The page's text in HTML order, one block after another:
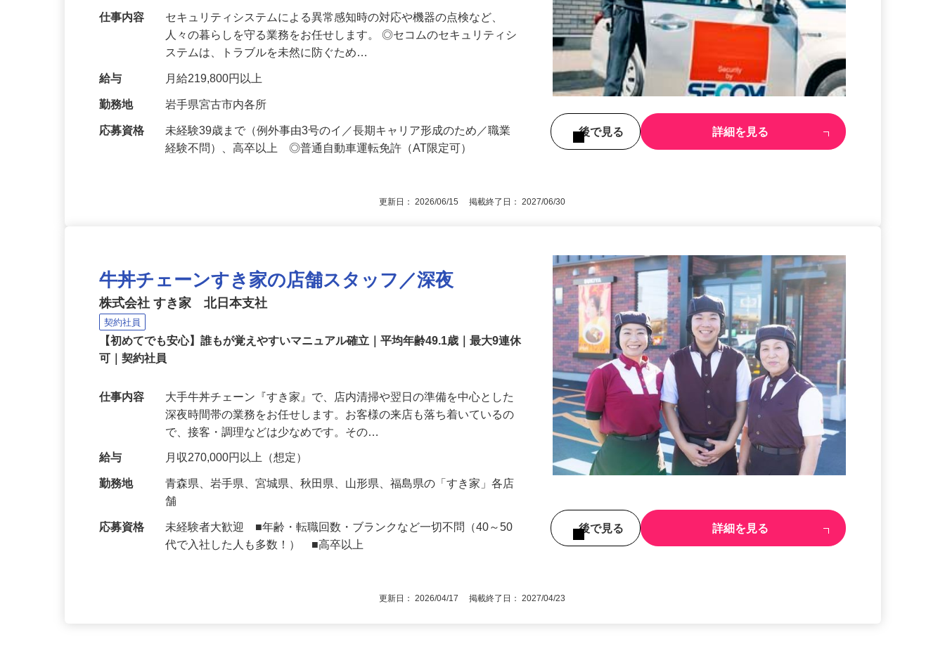
セキュリティシステムによる異常感知時の対応や機器の点検など、
人々の暮らしを守る業務をお任せします。 ◎セコムのセキュリティシ
ステムは、トラブルを未然に防ぐため…
給与 月給219,800円以上
勤務地 岩手県宮古市内各所
未経験39歳まで（例外事由3号のイ／長期キャリア形成のため／職業 後で見る 詳細を見る
牛丼チェーンすき家の店舗スタッフ／深夜
株式会社 すき家 北日本支社
契約社員
【初めてでも安心】誰もが覚えやすいマニュアル確立｜平均年齢49.1歳｜最大9連休
大手牛丼チェーン『すき家』で、店内清掃や翌日の準備を中心とした
深夜時間帯の業務をお任せします。お客様の来店も落ち着いているの
で、接客・調理などは少なめです。その…
給与 月収270,000円以上（想定）
舗